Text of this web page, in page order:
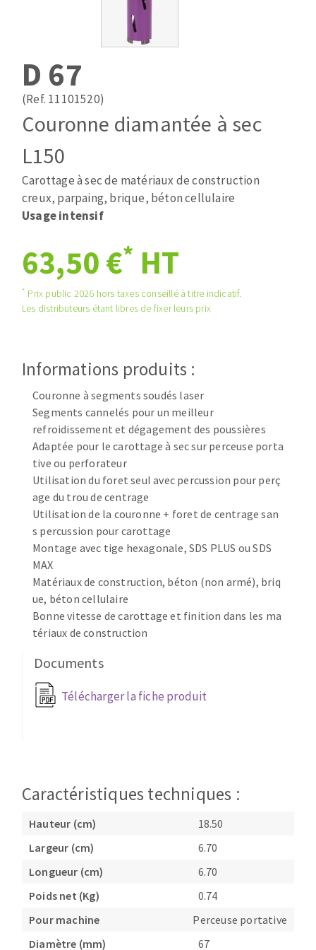
Fers et plaquettes
Lames de scie à ruban
ABRASIFS APPLIQUÉS
Disques auto-agrippant
Patins
Bandes abrasives
Disques fibre et papier
Cales à poncer et patins
Plateaux supports
Eponges abrasive
Disques abrasifs agglomérés
Meules d'ébarbage
TRAITEMENT DE SURFACE
Disques à lamelles
Meules sur tige
Brosses
Meules de tourets
Feutres à polir
Bandes sans fin
Rouleaux d'atelier
NETTOYAGE
Aspirateurs
MACHINES POUR LE TRAVAIL DU MÉTAL
Tronçonneuses
Scies à ruban
Perceuses magnétiques
Affuteurs de forets
Tourets
Tours à métaux
Tables
OUTILS COUPANTS
Rubans
Fraise HSS
D 67
(Ref. 11101520)
Couronne diamantée à sec
L150
Carottage à sec de matériaux de construction
creux, parpaing, brique, béton cellulaire
Usage intensif
63,50 €* HT
* Prix public 2026 hors taxes conseillé à titre indicatif.
Les distributeurs étant libres de fixer leurs prix
Informations produits :
Couronne à segments soudés laser
Segments cannelés pour un meilleur
refroidissement et dégagement des poussières
Adaptée pour le carottage à sec sur perceuse porta
tive ou perforateur
Utilisation du foret seul avec percussion pour perç
age du trou de centrage
Utilisation de la couronne + foret de centrage san
s percussion pour carottage
Montage avec tige hexagonale, SDS PLUS ou SDS
MAX
Matériaux de construction, béton (non armé), briq
ue, béton cellulaire
Bonne vitesse de carottage et finition dans les ma
tériaux de construction
Documents
Télécharger la fiche produit
Caractéristiques techniques :
Hauteur (cm)
18.50
Largeur (cm)
6.70
Longueur (cm)
6.70
Poids net (Kg)
0.74
Pour machine
Perceuse portative
Diamètre (mm)
67